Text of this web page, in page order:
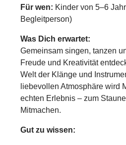
Für wen: Kinder von 5–6
Begleitperson)
Was Dich erwartet:
Gemeinsam singen, tanzen
Freude und Kreativität
Welt der Klänge und
liebevollen Atmosphäre wird
echten Erlebnis – zum
Mitmachen.
Gut zu wissen: